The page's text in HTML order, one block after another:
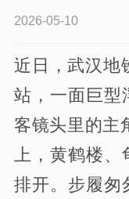
2026-05-10
近日，武汉地
站，一面巨型
客镜头里的主
上，黄鹤楼、
排开。步履匆